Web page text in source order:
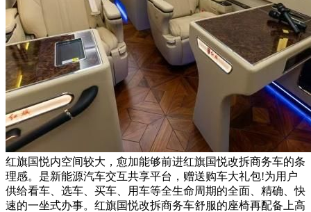
红旗国悦内空间较大，愈加能够前进红旗国悦改拆商务车的条
理感。是新能源汽车交互共享平台，赠送购车大礼包!为用户
供给看车、选车、买车、用车等全生命周期的全面、精确、快
速的一坐式办事。红旗国悦改拆商务车舒服的座椅再配备上高